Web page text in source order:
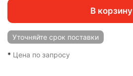
В корзину
Уточняйте срок поставки
* Цена по запросу